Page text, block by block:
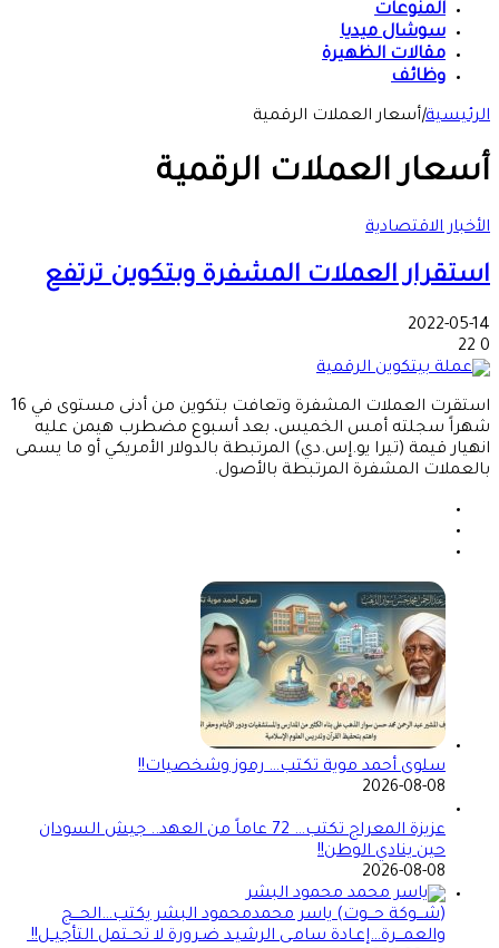
المنوعات
سوشال ميديا
مقالات الظهيرة
وظائف
الرئيسية|أسعار العملات الرقمية
أسعار العملات الرقمية
الأخبار الاقتصادية
استقرار العملات المشفرة وبتكوين ترتفع
2022-05-14
0
استقرت العملات المشفرة وتعافت بتكوين من أدنى مستوى في 16
شهراً سجلته أمس الخميس، بعد أسبوع مضطرب هيمن عليه
انهيار قيمة (تيرا يو.إس.دي) المرتبطة بالدولار الأمريكي أو ما يسمى
بالعملات المشفرة المرتبطة بالأصول.
سلوى أحمد موية تكتب… رموز وشخصيات!!
2026-08-08
عزيزة المعراج تكتب… 72 عاماً من العهد.. جيش السودان
حين ينادي الوطن!!
2026-08-08
(شـــوكة حـــوت) ياسر محمدمحمود البشر يكتب…الحـــج
والعمـــرة…إعـادة سامـى الرشيـد ضـرورة لا تحــتمل التأجيــل!!